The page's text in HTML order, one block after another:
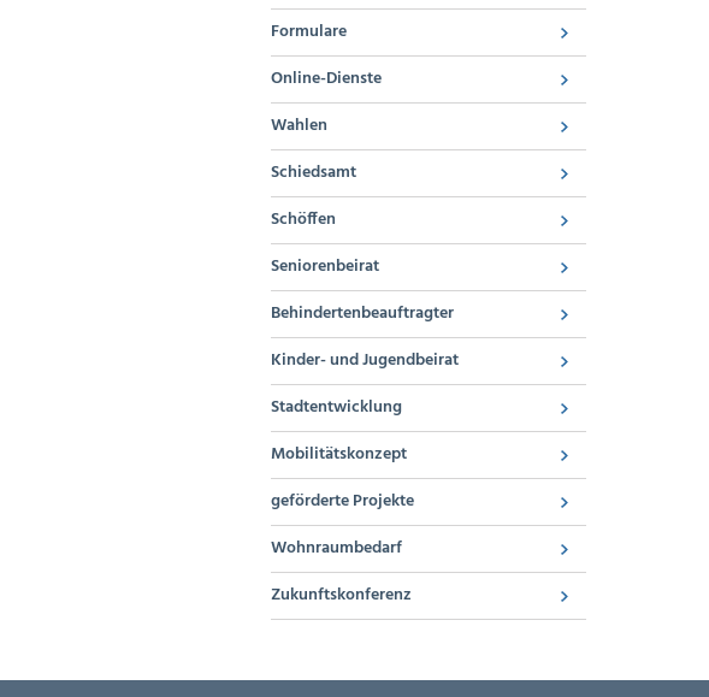
Formulare
Online-Dienste
Wahlen
Schiedsamt
Schöffen
Seniorenbeirat
Behindertenbeauftragter
Kinder- und Jugendbeirat
Stadtentwicklung
Mobilitätskonzept
geförderte Projekte
Wohnraumbedarf
Zukunftskonferenz